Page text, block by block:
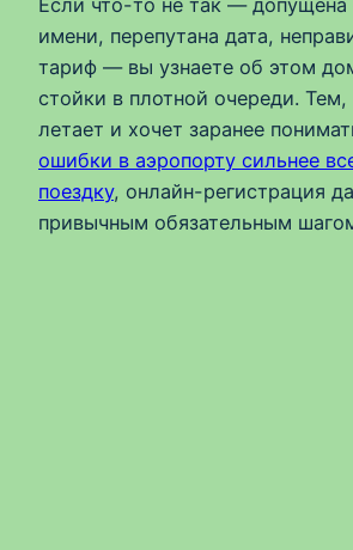
имени, перепутана дата,
тариф — вы узнаете об этом
стойки в плотной очереди. Тем,
летает и хочет заранее
ошибки в аэропорту сильнее
поездку, онлайн-регистрация
привычным обязательным